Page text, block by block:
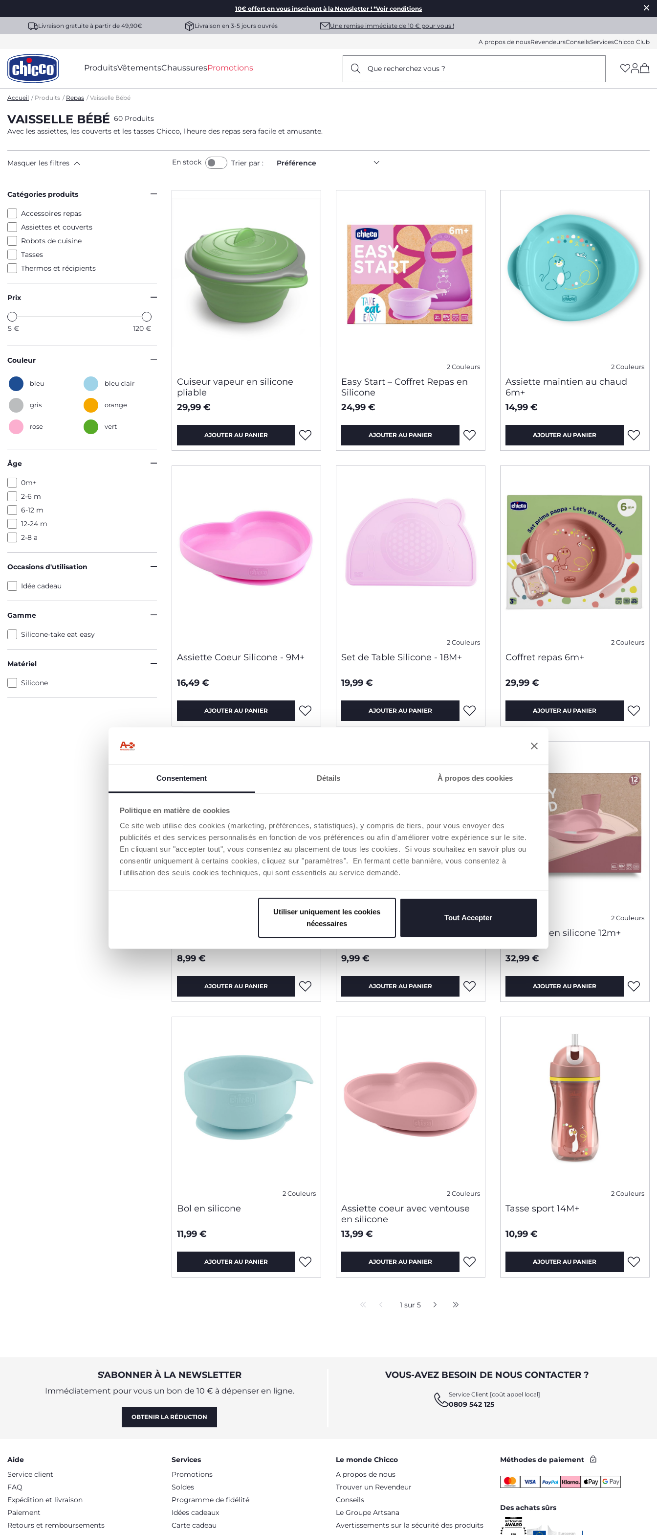
Consentement Détails À propos des cookies
Politique en matière de cookies
Ce site web utilise des cookies (marketing, préférences, statistiques), y compris de tiers, pour vous envoyer des
publicités et des services personnalisés en fonction de vos préférences ou afin d'améliorer votre expérience sur le site.
En cliquant sur "accepter tout", vous consentez au placement de tous les cookies. Si vous souhaitez en savoir plus ou
consentir uniquement à certains cookies, cliquez sur "paramètres". En fermant cette bannière, vous consentez à
l'utilisation des seuls cookies techniques, qui sont essentiels au service demandé.
Utiliser uniquement les cookies
nécessaires
Tout Accepter
10€ offert en vous inscrivant à la Newsletter ! *Voir conditions
Livraison gratuite à partir de 49,90€ Livraison en 3-5 jours ouvrés Une remise immédiate de 10 € pour vous !
A propos de nousRevendeursConseilsServicesChicco Club
ProduitsVêtementsChaussuresPromotions Que recherchez vous ?
Accueil Produits Repas Vaisselle Bébé
VAISSELLE BÉBÉ 60 Produits
Avec les assiettes, les couverts et les tasses Chicco, l'heure des repas sera facile et amusante.
Masquer les filtres En stock Trier par : Préférence
Catégories produits
Accessoires repas
Assiettes et couverts
Robots de cuisine
Tasses
Thermos et récipients
Prix
5 € 120 €
Couleur
bleu bleu clair
gris orange
rose vert
Âge
0m+
2-6 m
6-12 m
12-24 m
2-8 a
Occasions d'utilisation
Idée cadeau
Gamme
Silicone-take eat easy
Matériel
Silicone
Cuiseur vapeur en silicone
pliable
29,99 €
AJOUTER AU PANIER
2 Couleurs
Easy Start – Coffret Repas en
Silicone
24,99 €
AJOUTER AU PANIER
2 Couleurs
Assiette maintien au chaud
6m+
14,99 €
AJOUTER AU PANIER
Assiette Coeur Silicone - 9M+
16,49 €
AJOUTER AU PANIER
2 Couleurs
Set de Table Silicone - 18M+
19,99 €
AJOUTER AU PANIER
2 Couleurs
Coffret repas 6m+
29,99 €
AJOUTER AU PANIER
8,99 €
AJOUTER AU PANIER
2 Couleurs
9,99 €
AJOUTER AU PANIER
2 Couleurs
Set repas en silicone 12m+
32,99 €
AJOUTER AU PANIER
2 Couleurs
Bol en silicone
11,99 €
AJOUTER AU PANIER
2 Couleurs
Assiette coeur avec ventouse
en silicone
13,99 €
AJOUTER AU PANIER
2 Couleurs
Tasse sport 14M+
10,99 €
AJOUTER AU PANIER
1 sur 5
S'ABONNER À LA NEWSLETTER
Immédiatement pour vous un bon de 10 € à dépenser en ligne.
OBTENIR LA RÉDUCTION
VOUS-AVEZ BESOIN DE NOUS CONTACTER ?
Service Client [coût appel local]
0809 542 125
Aide
Service client
FAQ
Expédition et livraison
Paiement
Retours et remboursements
Services
Promotions
Soldes
Programme de fidélité
Idées cadeaux
Carte cadeau
Le monde Chicco
A propos de nous
Trouver un Revendeur
Conseils
Le Groupe Artsana
Avertissements sur la sécurité des produits
Méthodes de paiement
Des achats sûrs